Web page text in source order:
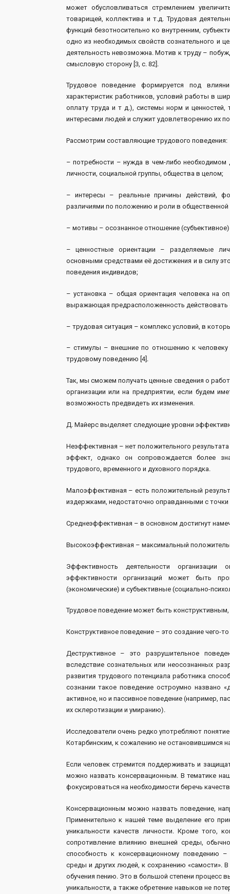
может обусловливаться стремлением
товарищей, коллектива и т.д. Трудовая
функций безотносительно ко внутренним,
одно из необходимых свойств сознательного и
деятельность невозможна. Мотив к труду –
смысловую сторону [3, с. 82].
Трудовое поведение формируется под
характеристик работников, условий работы в
оплату труда и т д.), системы норм и
интересами людей и служит удовлетворению их
Рассмотрим составляющие трудового поведения:
– потребности – нужда в чем-либо необходимом
личности, социальной группы, общества в целом;
– интересы – реальные причины действий,
различиями по положению и роли в общественной
– мотивы – осознанное отношение
– ценностные ориентации – разделяемые
основными средствами её достижения и в силу
поведения индивидов;
– установка – общая ориентация человека на
выражающая предрасположенность действовать
– трудовая ситуация – комплекс условий, в
– стимулы – внешние по отношению к человеку
трудовому поведению [4].
Так, мы сможем получать ценные сведения о
организации или на предприятии, если будем
возможность предвидеть их изменения.
Д. Майерс выделяет следующие уровни
Неэффективная – нет положительного
эффект, однако он сопровождается более
трудового, временного и духовного порядка.
Малоэффективная – есть положительный
издержками, недостаточно оправданными с
Среднеэффективная – в основном достигнут
Высокоэффективная – максимальный
Эффективность деятельности
эффективности организаций может быть
(экономические) и субъективные (социально-
Трудовое поведение может быть
Конструктивное поведение – это создание чего-
Деструктивное – это разрушительное
вследствие сознательных или неосознанных
развития трудового потенциала работника
сознании такое поведение остроумно названо
активное, но и пассивное поведение (например,
их склеротизации и умиранию).
Исследователи очень редко употребляют
Котарбинским, к сожалению не остановившимся на
Если человек стремится поддерживать и
можно назвать консервационным. В тематике
фокусироваться на необходимости беречь
Консервационным можно назвать поведение,
Применительно к нашей теме выделение его
уникальности качеств личности. Кроме того,
сопротивление влиянию внешней среды,
способность к консервационному поведению
среды и других людей, к сохранению «самости».
обучения пению. Это в большой степени процесс
уникальности, а также обретение навыков не